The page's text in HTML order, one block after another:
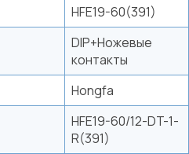
HFE19-60(391)
DIP+Ножевые
контакты
Hongfa
HFE19-60/12-DT-1-
R(391)